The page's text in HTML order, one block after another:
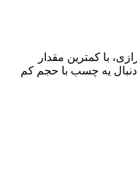
با کمترین مقدار
یه چسب با حجم کم